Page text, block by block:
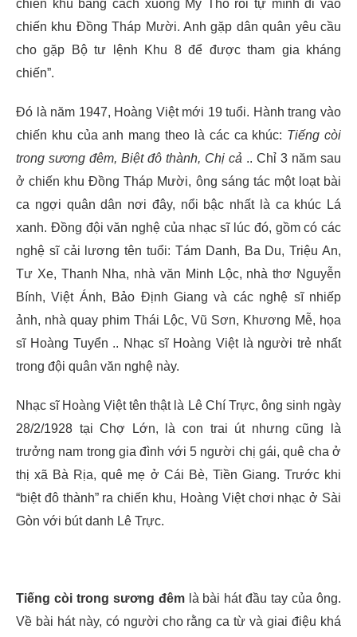
chiến khu bằng cách xuống Mỹ Tho rồi tự mình đi vào
chiến khu Đồng Tháp Mười. Anh gặp dân quân yêu cầu
cho gặp Bộ tư lệnh Khu 8 để được tham gia kháng
chiến”.
Đó là năm 1947, Hoàng Việt mới 19 tuổi. Hành trang vào
chiến khu của anh mang theo là các ca khúc: Tiếng còi
trong sương đêm, Biệt đô thành, Chị cả .. Chỉ 3 năm sau
ở chiến khu Đồng Tháp Mười, ông sáng tác một loạt bài
ca ngợi quân dân nơi đây, nổi bậc nhất là ca khúc Lá
xanh. Đồng đội văn nghệ của nhạc sĩ lúc đó, gồm có các
nghệ sĩ cải lương tên tuổi: Tám Danh, Ba Du, Triệu An,
Tư Xe, Thanh Nha, nhà văn Minh Lộc, nhà thơ Nguyễn
Bính, Việt Ánh, Bảo Định Giang và các nghệ sĩ nhiếp
ảnh, nhà quay phim Thái Lộc, Vũ Sơn, Khương Mễ, họa
sĩ Hoàng Tuyển .. Nhạc sĩ Hoàng Việt là người trẻ nhất
trong đội quân văn nghệ này.
Nhạc sĩ Hoàng Việt tên thật là Lê Chí Trực, ông sinh ngày
28/2/1928 tại Chợ Lớn, là con trai út nhưng cũng là
trưởng nam trong gia đình với 5 người chị gái, quê cha ở
thị xã Bà Rịa, quê mẹ ở Cái Bè, Tiền Giang. Trước khi
“biệt đô thành” ra chiến khu, Hoàng Việt chơi nhạc ở Sài
Gòn với bút danh Lê Trực.
Tiếng còi trong sương đêmlà bài hát đầu tay của ông.
Về bài hát này, có người cho rằng ca từ và giai điệu khá